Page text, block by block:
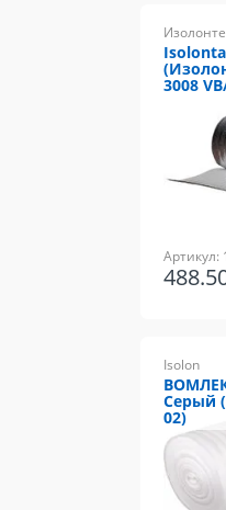
3008
Артикул:
Isolon
Серый
02)